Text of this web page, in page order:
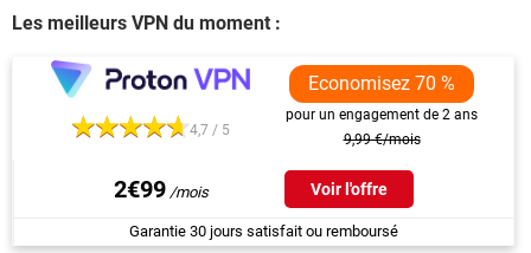
Les meilleurs VPN du moment :
4,7 / 5
Economisez 70 %
pour un engagement de 2 ans
9,99 €/mois
2€99 Voir l'offre
Garantie 30 jours satisfait ou remboursé